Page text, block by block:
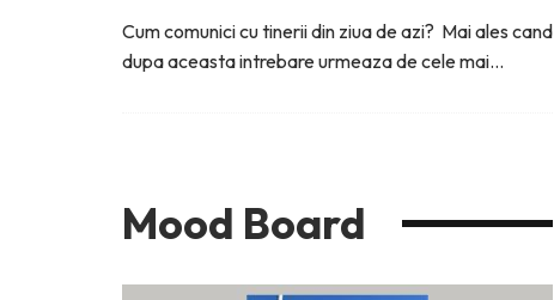
Cum comunici cu tinerii din ziua de azi? Mai ales cand
dupa aceasta intrebare urmeaza de cele mai...
Mood Board